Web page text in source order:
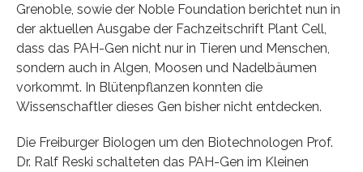
Grenoble, sowie der Noble Foundation berichtet nun in
der aktuellen Ausgabe der Fachzeitschrift Plant Cell,
dass das PAH-Gen nicht nur in Tieren und Menschen,
sondern auch in Algen, Moosen und Nadelbäumen
vorkommt. In Blütenpflanzen konnten die
Wissenschaftler dieses Gen bisher nicht entdecken.
Die Freiburger Biologen um den Biotechnologen Prof.
Dr. Ralf Reski schalteten das PAH-Gen im Kleinen